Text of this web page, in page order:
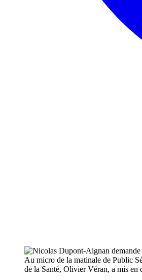
Au micro de la matinale de Public
de la Santé, Olivier Véran, a mis en